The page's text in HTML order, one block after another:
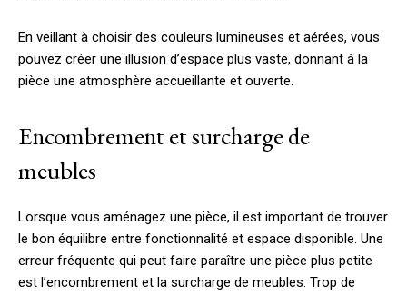
En veillant à choisir des couleurs lumineuses et aérées, vous
pouvez créer une illusion d’espace plus vaste, donnant à la
pièce une atmosphère accueillante et ouverte.
Encombrement et surcharge de
meubles
Lorsque vous aménagez une pièce, il est important de trouver
le bon équilibre entre fonctionnalité et espace disponible. Une
erreur fréquente qui peut faire paraître une pièce plus petite
est l’encombrement et la surcharge de meubles. Trop de